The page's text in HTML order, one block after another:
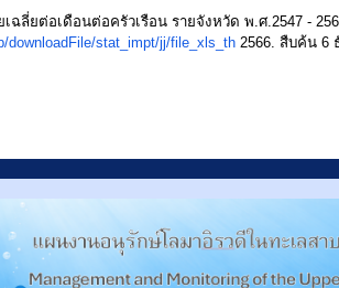
ฉลี่ยต่อเดือนต่อครัวเรือน รายจังหวัด พ.ศ.2547 -
downloadFile/stat_impt/jj/file_xls_th2566. สืบค้น 6